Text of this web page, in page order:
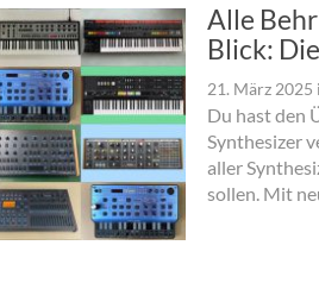
Alle
Blick:
21. März 2025
Du hast den
Synthesizer
aller
sollen. Mit